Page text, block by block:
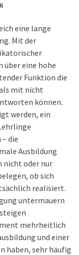
eine lange
Mit der
über eine hohe
Funktion die
mit nicht
können.
werden, ein
die
Ausbildung
nicht oder nur
ob sich
realisiert.
untermauern
mehrheitlich
und einer
haben, sehr häufig